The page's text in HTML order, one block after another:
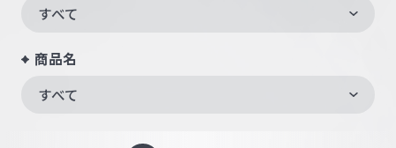
すべて
商品名
すべて